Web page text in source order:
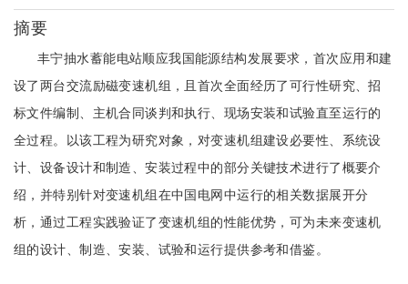
摘要
丰宁抽水蓄能电站顺应我国能源结构发展要求，首次应用和建
设了两台交流励磁变速机组，且首次全面经历了可行性研究、招
标文件编制、主机合同谈判和执行、现场安装和试验直至运行的
全过程。以该工程为研究对象，对变速机组建设必要性、系统设
计、设备设计和制造、安装过程中的部分关键技术进行了概要介
绍，并特别针对变速机组在中国电网中运行的相关数据展开分
析，通过工程实践验证了变速机组的性能优势，可为未来变速机
组的设计、制造、安装、试验和运行提供参考和借鉴。